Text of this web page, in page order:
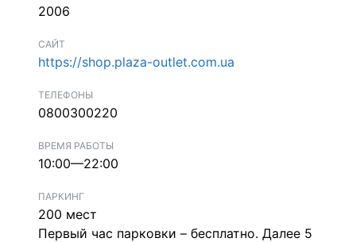
2006
САЙТ
https://shop.plaza-outlet.com.ua
ТЕЛЕФОНЫ
0800300220
ВРЕМЯ РАБОТЫ
10:00—22:00
ПАРКИНГ
200 мест
Первый час парковки – бесплатно. Далее 5